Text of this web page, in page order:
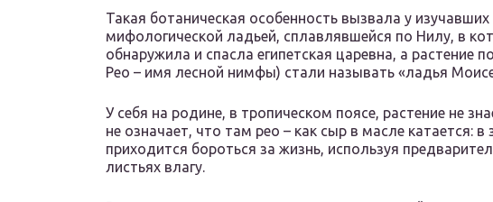
Такая ботаническая особенность вызвала у
мифологической ладьей, сплавлявшейся по Нилу, в
обнаружила и спасла египетская царевна, а растение
Рео – имя лесной нимфы) стали называть «ладья
У себя на родине, в тропическом поясе, растение не
не означает, что там рео – как сыр в масле катается:
приходится бороться за жизнь, используя
листьях влагу.